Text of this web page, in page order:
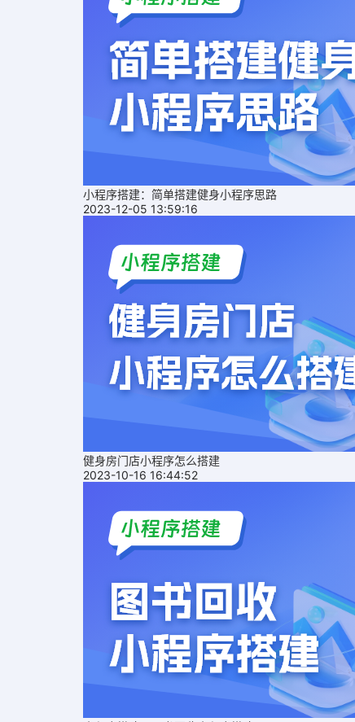
小程序搭建：简单搭建健身小程序思路
2023-12-05 13:59:16
健身房门店小程序怎么搭建
2023-10-16 16:44:52